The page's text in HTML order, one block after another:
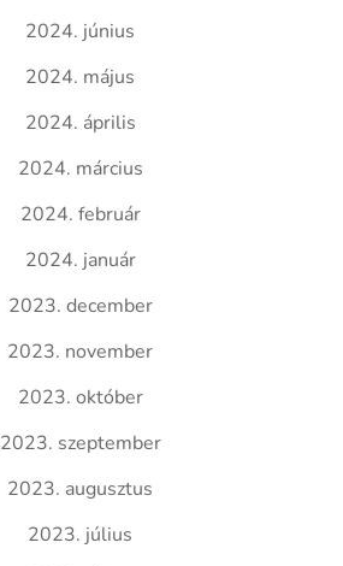
2024. június
2024. május
2024. április
2024. március
2024. február
2024. január
2023. december
2023. november
2023. október
2023. szeptember
2023. augusztus
2023. július